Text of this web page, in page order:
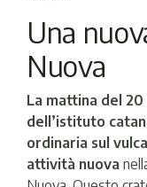
Una
Nuova
La mattina del
dell’istituto
ordinaria sul
attività nuova